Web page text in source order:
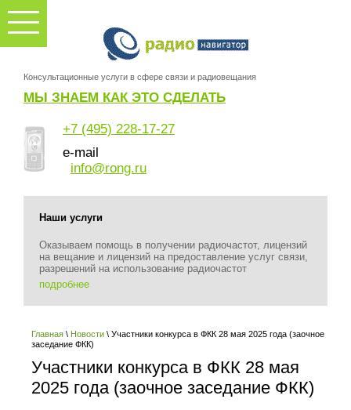
Консультационные услуги в сфере связи и радиовещания
МЫ ЗНАЕМ КАК ЭТО СДЕЛАТЬ
+7 (495) 228-17-27
e-mail
info@rong.ru
Наши услуги
Оказываем помощь в получении радиочастот, лицензий
на вещание и лицензий на предоставление услуг связи,
разрешений на использование радиочастот
подробнее
Главная \ Новости \ Участники конкурса в ФКК 28 мая 2025 года (заочное
заседание ФКК)
Участники конкурса в ФКК 28 мая
2025 года (заочное заседание ФКК)